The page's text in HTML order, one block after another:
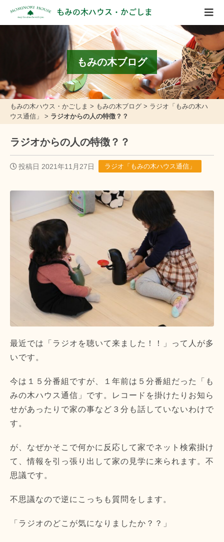
もみの木ハウス・かごしま
もみの木ブログ
もみの木ハウス・かごしま > もみの木ブログ > ラジオ「もみの木ハ
ウス通信」
> ラジオからの人の特徴？？
ラジオからの人の特徴？？
投稿日 2021年11月27日 ラジオ「もみの木ハウス通信」
最近では「ラジオを聴いて来ました！！」って人が多
いです。
今は１５分番組ですが、１年前は５分番組だった「も
みの木ハウス通信」です。レコードを掛けたりお知ら
せがあったりで家の事など３分も話していないわけで
す。
が、なぜかそこで何かに反応して家でネット検索掛け
て、情報を引っ張り出して家の見学に来られます。不
思議です。
不思議なので逆にこっちも質問をします。
「ラジオのどこが気になりましたか？？」